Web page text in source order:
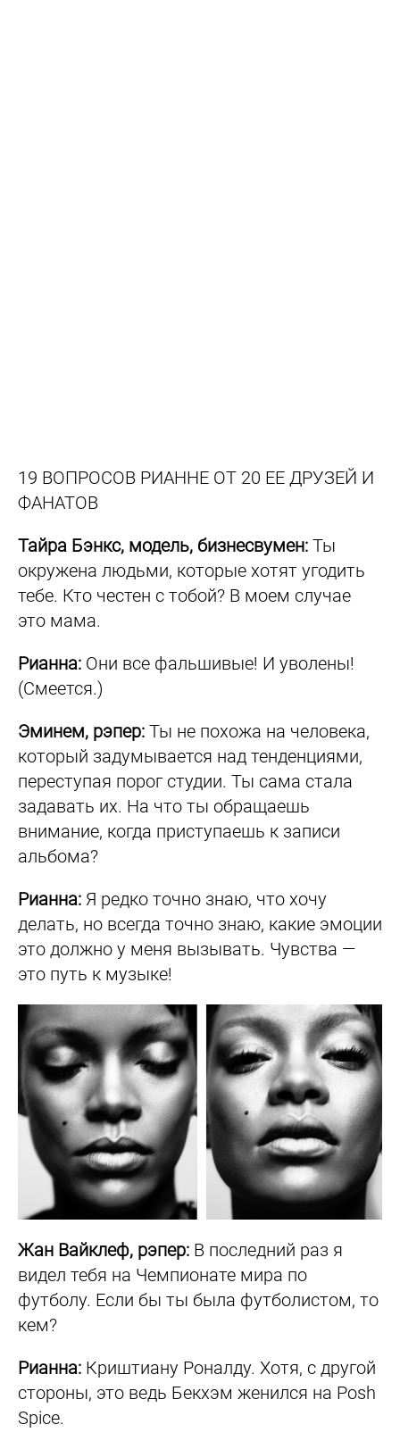
19 ВОПРОСОВ РИАННЕ ОТ 20 ЕЕ ДРУЗЕЙ И
ФАНАТОВ
Тайра Бэнкс, модель, бизнесвумен: Ты
окружена людьми, которые хотят угодить
тебе. Кто честен с тобой? В моем случае
это мама.
Рианна: Они все фальшивые! И уволены!
(Смеется.)
Эминем, рэпер: Ты не похожа на человека,
который задумывается над тенденциями,
переступая порог студии. Ты сама стала
задавать их. На что ты обращаешь
внимание, когда приступаешь к записи
альбома?
Рианна: Я редко точно знаю, что хочу
делать, но всегда точно знаю, какие эмоции
это должно у меня вызывать. Чувства —
это путь к музыке!
Жан Вайклеф, рэпер: В последний раз я
видел тебя на Чемпионате мира по
футболу. Если бы ты была футболистом, то
кем?
Рианна: Криштиану Роналду. Хотя, с другой
стороны, это ведь Бекхэм женился на Posh
Spice.